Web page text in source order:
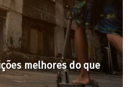
melhores do que